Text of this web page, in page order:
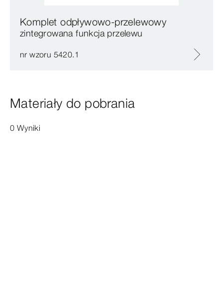
Komplet odpływowo-przelewowy
zintegrowana funkcja przelewu
nr wzoru 5420.1
Materiały do pobrania
0 Wyniki